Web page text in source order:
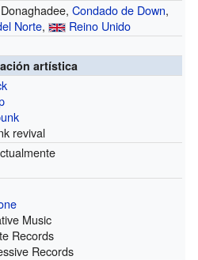
Condado de Down,
Norte, Reino Unido
artística
revival
Music
Records
Records